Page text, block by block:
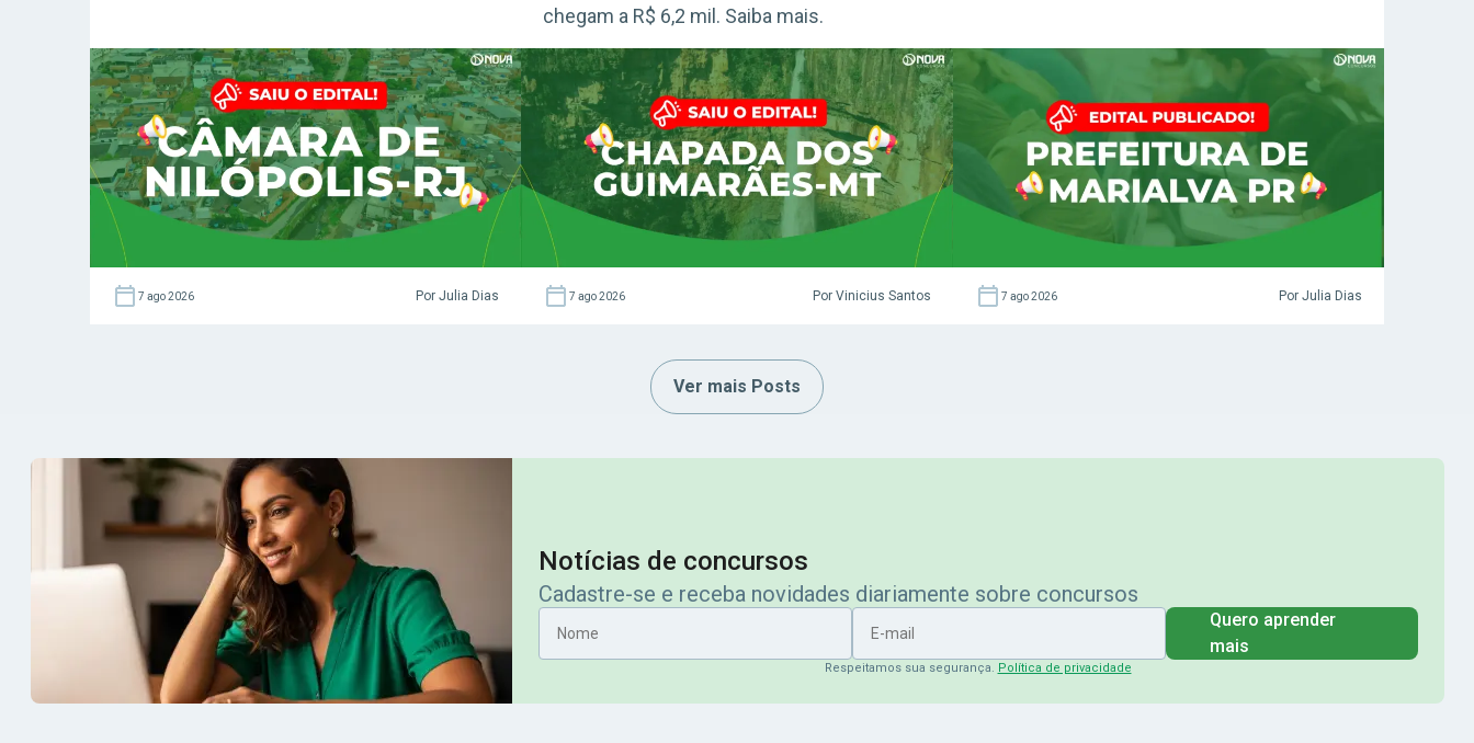
7 ago 2026 Por Julia Dias
chegam a R$ 6,2 mil. Saiba mais.
7 ago 2026 Por Vinicius Santos 7 ago 2026 Por Julia Dias
Ver mais Posts
Notícias de concursos
Cadastre-se e receba novidades diariamente sobre concursos
Nome
E-mail
Quero aprender
mais
Respeitamos sua segurança. Política de privacidade